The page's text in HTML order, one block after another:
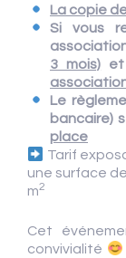
La copie
Si vous
3 mois) et
Le
bancaire)
place
Tarif
une surface
m2
Cet
convivialité